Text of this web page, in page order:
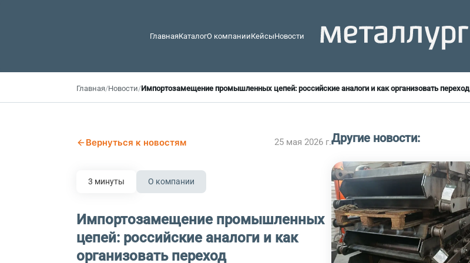
ГлавнаяКаталогО компанииКейсыНовости
Главная/Новости/Импортозамещение промышленных цепей: российские аналоги и как организовать переход
Вернуться к новостям 25 мая 2026 г.
3 минуты О компании
Импортозамещение промышленных
цепей: российские аналоги и как
организовать переход
Другие новости: